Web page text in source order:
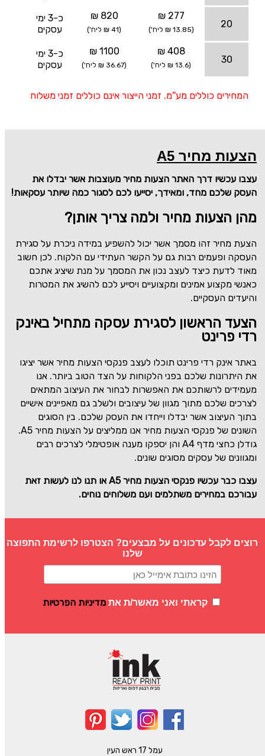
20
277 ₪
(13.85 ₪ ליח')
820 ₪
(41 ₪ ליח')
כ-3 ימי
עסקים
30
408 ₪
(13.6 ₪ ליח')
1100 ₪
(36.67 ₪ ליח')
כ-3 ימי
עסקים
המחירים כוללים מע''מ. זמני הייצור אינם כוללים זמני משלוח
הצעות מחיר A5
עצבו עכשיו דרך האתר הצעות מחיר מעוצבות אשר יבדלו את
העסק שלכם מחד, ומאידך, יסייעו לכם לסגור כמה שיותר עסקאות!
מהן הצעות מחיר ולמה צריך אותן?
הצעת מחיר זהו מסמך אשר יכול להשפיע במידה ניכרת על סגירת
העסקה ופעמים רבות גם על הקשר העתידי עם הלקוח. לכן חשוב
מאוד לדעת כיצד לעצב נכון את המסמך על מנת שיציג אתכם
כאנשי מקצוע אמינים ומקצועיים ויסייע לכם להשיג את המטרות
והיעדים העסקיים.
הצעד הראשון לסגירת עסקה מתחיל באינק
רדי פרינט
באתר אינק רדי פרינט תוכלו לעצב פנקסי הצעות מחיר אשר יציגו
את היתרונות שלכם בפני הלקוחות על הצד הטוב ביותר. אנו
מעמידים לרשותכם את האפשרות לבחור את העיצוב המתאים
לצרכים שלכם מתוך מגוון של עיצובים ולשלב גם מאפיינים אישיים
בתוך העיצוב אשר יבדלו וייחדו את העסק שלכם. בין הסוגים
השונים של פנקסי הצעות מחיר אנו ממליצים על הצעות מחיר A5
.
גודלן כחצי מדף A4 והן יספקו מענה אופטימלי לצרכים רבים
ומגוונים של עסקים מסוגים שונים.
עצבו כבר עכשיו פנקסי הצעות מחירA5 או תנו לנו לעשות זאת
עבורכם במחירים משתלמים ועם משלוחים נוחים.
רוצים לקבל עדכונים על מבצעים? הצטרפו לרשימת התפוצה
שלנו
קראתי ואני מאשר/ת את מדיניות הפרטיות
עמל 17 ראש העין